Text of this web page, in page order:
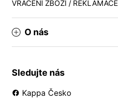
VRÁCENÍ ZBOŽÍ / REKLAMACE
O nás
Sledujte nás
Kappa Česko